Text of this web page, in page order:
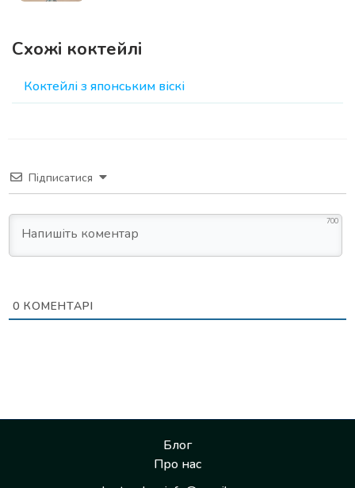
Схожі коктейлі
Коктейлі з японським віскі
Підписатися
700
0 КОМЕНТАРІ
Блог
Про нас